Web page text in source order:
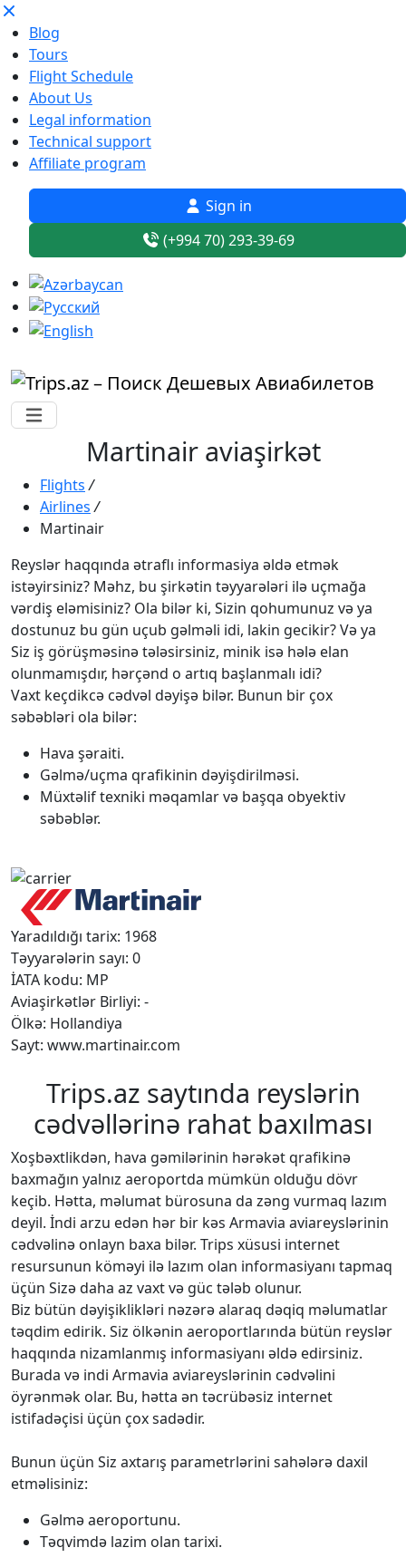
Blog
Tours
Flight Schedule
About Us
Legal information
Technical support
Affiliate program
Sign in
(+994 70) 293-39-69
Martinair aviaşirkət
Flights /
Airlines /
Martinair
Reyslər haqqında ətraflı informasiya əldə etmək
istəyirsiniz? Məhz, bu şirkətin təyyarələri ilə uçmağa
vərdiş eləmisiniz? Ola bilər ki, Sizin qohumunuz və ya
dostunuz bu gün uçub gəlməli idi, lakin gecikir? Və ya
Siz iş görüşməsinə tələsirsiniz, minik isə hələ elan
olunmamışdır, hərçənd o artıq başlanmalı idi?
Vaxt keçdikcə cədvəl dəyişə bilər. Bunun bir çox
səbəbləri ola bilər:
Hava şəraiti.
Gəlmə/uçma qrafikinin dəyişdirilməsi.
Müxtəlif texniki məqamlar və başqa obyektiv
səbəblər.
Yaradıldığı tarix: 1968
Təyyarələrin sayı: 0
İATA kodu: MP
Aviaşirkətlər Birliyi: -
Ölkə: Hollandiya
Sayt: www.martinair.com
Trips.az saytında reyslərin
cədvəllərinə rahat baxılması
Xoşbəxtlikdən, hava gəmilərinin hərəkət qrafikinə
baxmağın yalnız aeroportda mümkün olduğu dövr
keçib. Hətta, məlumat bürosuna da zəng vurmaq lazım
deyil. İndi arzu edən hər bir kəs Armavia aviareyslərinin
cədvəlinə onlayn baxa bilər. Trips xüsusi internet
resursunun köməyi ilə lazım olan informasiyanı tapmaq
üçün Sizə daha az vaxt və güc tələb olunur.
Biz bütün dəyişiklikləri nəzərə alaraq dəqiq məlumatlar
təqdim edirik. Siz ölkənin aeroportlarında bütün reyslər
haqqında nizamlanmış informasiyanı əldə edirsiniz.
Burada və indi Armavia aviareyslərinin cədvəlini
öyrənmək olar. Bu, hətta ən təcrübəsiz internet
istifadəçisi üçün çox sadədir.
Bunun üçün Siz axtarış parametrlərini sahələrə daxil
etməlisiniz:
Gəlmə aeroportunu.
Təqvimdə lazim olan tarixi.